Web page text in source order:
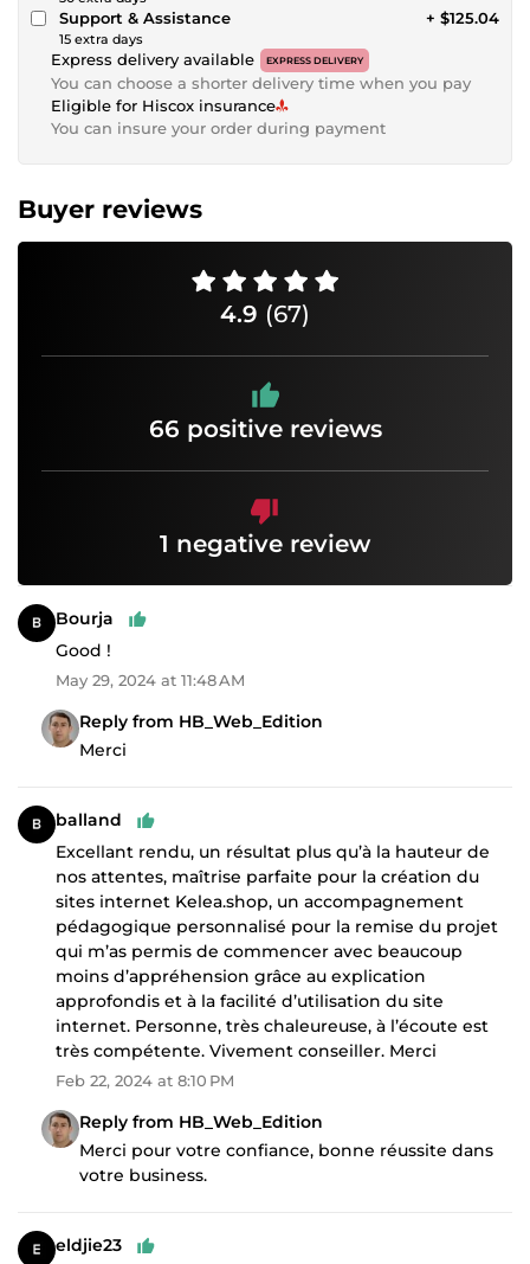
Support & Assistance
15 extra days
+ $125.04
Express delivery available EXPRESS DELIVERY
You can choose a shorter delivery time when you pay
Eligible for Hiscox insurance
You can insure your order during payment
Buyer reviews
4.9 (67)
66 positive reviews
1 negative review
Bourja
Good !
May 29, 2024 at 11:48 AM
Reply from HB_Web_Edition
Merci
balland
Excellant rendu, un résultat plus qu’à la hauteur de
nos attentes, maîtrise parfaite pour la création du
sites internet Kelea.shop, un accompagnement
pédagogique personnalisé pour la remise du projet
qui m’as permis de commencer avec beaucoup
moins d’appréhension grâce au explication
approfondis et à la facilité d’utilisation du site
internet. Personne, très chaleureuse, à l’écoute est
très compétente. Vivement conseiller. Merci
Feb 22, 2024 at 8:10 PM
Reply from HB_Web_Edition
Merci pour votre confiance, bonne réussite dans
votre business.
eldjie23